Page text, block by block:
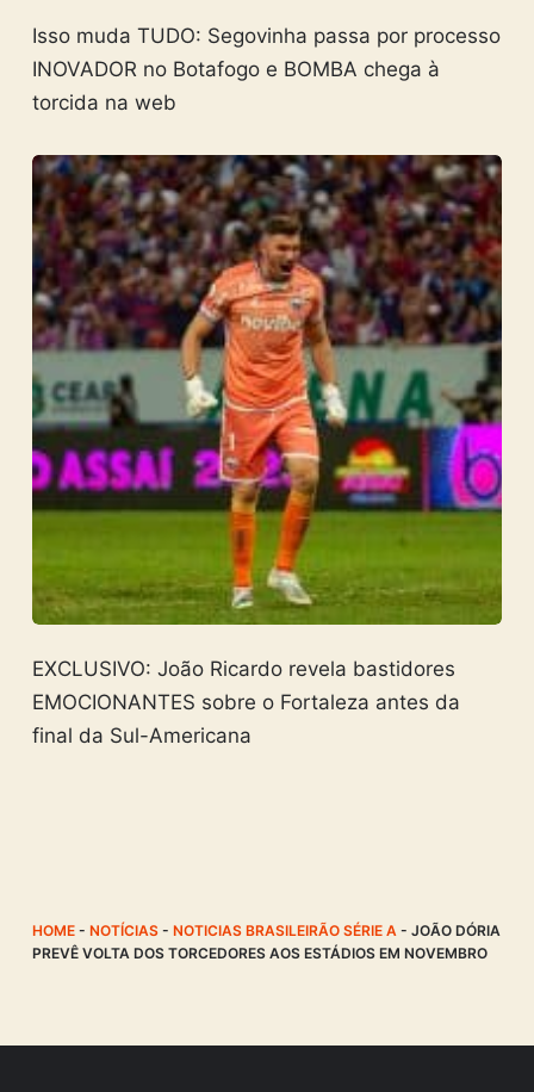
Isso muda TUDO: Segovinha passa por processo
INOVADOR no Botafogo e BOMBA chega à
torcida na web
EXCLUSIVO: João Ricardo revela bastidores
EMOCIONANTES sobre o Fortaleza antes da
final da Sul-Americana
HOME- NOTÍCIAS- NOTICIAS BRASILEIRÃO SÉRIE A- JOÃO DÓRIA
PREVÊ VOLTA DOS TORCEDORES AOS ESTÁDIOS EM NOVEMBRO